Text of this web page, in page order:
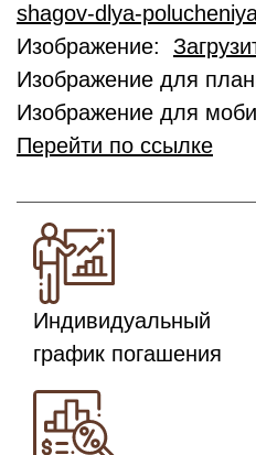
shagov-dlya-
Изображение:
Изображение для
Изображение для
Перейти по ссылке
Индивидуальный
график погашения